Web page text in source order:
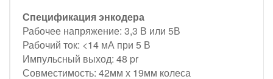
Спецификация энкодера
Рабочее напряжение: 3,3 В или 5В
Рабочий ток: <14 мА при 5 В
Импульсный выход: 48 pr
Совместимость: 42мм х 19мм колеса